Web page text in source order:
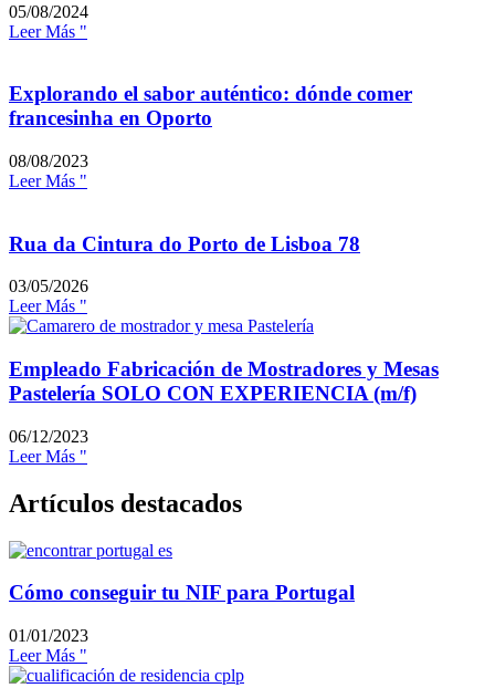
05/08/2024
Leer Más "
Explorando el sabor auténtico: dónde comer
francesinha en Oporto
08/08/2023
Leer Más "
Rua da Cintura do Porto de Lisboa 78
03/05/2026
Leer Más "
Empleado Fabricación de Mostradores y Mesas
Pastelería SOLO CON EXPERIENCIA (m/f)
06/12/2023
Leer Más "
Artículos destacados
Cómo conseguir tu NIF para Portugal
01/01/2023
Leer Más "